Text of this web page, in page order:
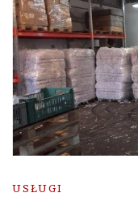
USŁUGI